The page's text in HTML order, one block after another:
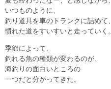
いつものように、
釣り道具を車のトランクに詰めて、
慣れた道をすいすいと走っていく。
季節によって、
釣れる魚の種類が変わるのが、
海釣りの面白いところの
一つだと分かってきた。